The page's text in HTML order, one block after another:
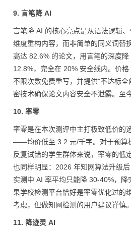
9. 言笔降 AI
言笔降 AI 的核心亮点是从语法逻辑
维度重构内容，而非简单的同义词替
高达 82.6% 的论文，用言笔的深度
12.8%，完全在 20% 安全线内。价
不限次数免费重写，并提供"不达标
密技术确保论文内容安全不泄露。至
10. 率零
率零是在本次测评中主打极致低价的
——均价低至 3.2 元/千字。对于预算
反复试错的学生群体来说，率零的低
也同样明显：2026 年知网算法升级后
实测中 AI 率平均只能降 30-40%，降
果学校检测平台恰好是率零优化过的
考虑，但做知网检测的用户建议谨慎。
11. 降迹灵 AI